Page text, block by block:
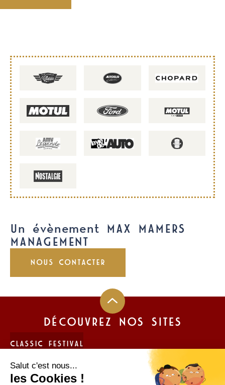
Un évènement MAX MAMERS
MANAGEMENT
NOUS CONTACTER
DÉCOUVREZ NOS SITES
CLASSIC FESTIVAL
FUN CUP